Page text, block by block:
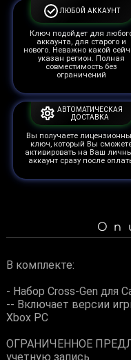
ЛЮБОЙ АККАУНТ
Ключ подойдет для
аккаунта, для старого и
нового. Неважно какой
указан регион. Полная
совместимость без
ограничений
АВТОМАТИЧЕСКАЯ
ДОСТАВКА
Вы получаете
ключ, который Вы
активировать на Ваш
аккаунт сразу после
В комплекте:
- Набор Cross-Gen для
-- Включает версии
Xbox PC
ОГРАНИЧЕННОЕ
учетную запись